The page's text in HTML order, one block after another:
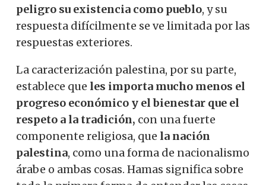
peligro su existencia como pueblo, y su
respuesta difícilmente se ve limitada por las
respuestas exteriores.
La caracterización palestina, por su parte,
establece que les importa mucho menos el
progreso económico y el bienestar que el
respeto a la tradición, con una fuerte
componente religiosa, que la nación
palestina, como una forma de nacionalismo
árabe o ambas cosas. Hamas significa sobre